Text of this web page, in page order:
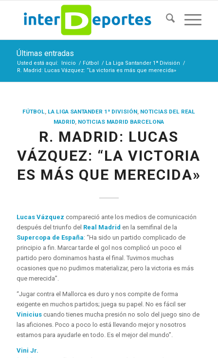
Últimas entradas
Usted está aquí: Inicio / Fútbol / La Liga Santander 1ª División /
R. Madrid: Lucas Vázquez: “La victoria es más que merecida»
FÚTBOL, LA LIGA SANTANDER 1ª DIVISIÓN, NOTICIAS DEL REAL
MADRID, NOTICIAS MADRID BARCELONA
R. MADRID: LUCAS
VÁZQUEZ: “LA VICTORIA
ES MÁS QUE MERECIDA»
Lucas Vázquez compareció ante los medios de comunicación
después del triunfo del Real Madrid en la semifinal de la
Supercopa de España: “Ha sido un partido complicado de
principio a fin. Marcar tarde el gol nos complicó un poco el
partido pero dominamos hasta el final. Tuvimos muchas
ocasiones que no pudimos materializar, pero la victoria es más
que merecida”.
“Jugar contra el Mallorca es duro y nos compite de forma
exigente en muchos partidos; juega su papel. No es fácil ser
Viniciuscuando tienes mucha presión no solo del juego sino de
las aficiones. Poco a poco lo está llevando mejor y nosotros
estamos para ayudarle en todo. Es el mejor del mundo”.
Vini Jr.